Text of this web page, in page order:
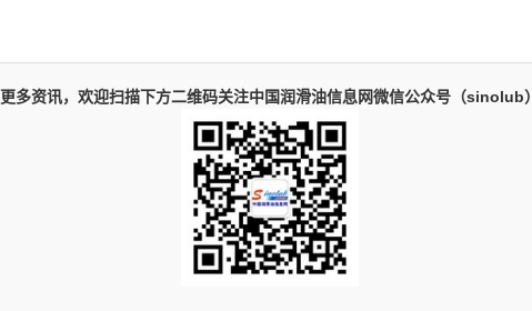
更多资讯，欢迎扫描下方二维码关注中国润滑油信息网微信公众号（sinolub）